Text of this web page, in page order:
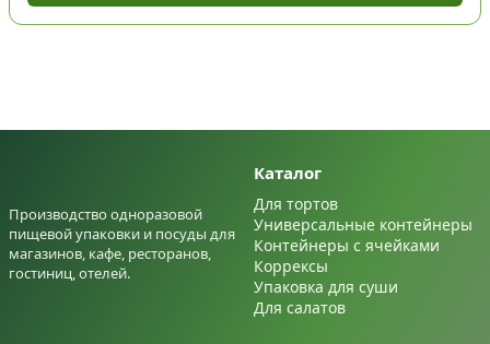
Производство одноразовой
пищевой упаковки и посуды для
магазинов, кафе, ресторанов,
гостиниц, отелей.
Каталог
Для тортов
Универсальные контейнеры
Контейнеры с ячейками
Коррексы
Упаковка для суши
Для салатов